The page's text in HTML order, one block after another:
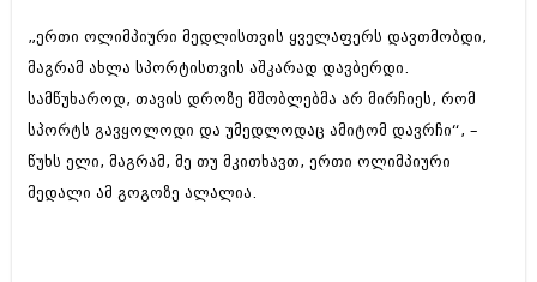
დაიჯესტი
ქალი და მამაკაცი
ისტორია
სხვადასხვა
სხვადასხვა
ანონსი
არქივი
„ერთი ოლიმპიური მედლისთვის ყველაფერს დავთმობდი,
მაგრამ ახლა სპორტისთვის აშკარად დავბერდი.
სამწუხაროდ, თავის დროზე მშობლებმა არ მირჩიეს, რომ
სპორტს გავყოლოდი და უმედლოდაც ამიტომ დავრჩი“, –
წუხს ელი, მაგრამ, მე თუ მკითხავთ, ერთი ოლიმპიური
მედალი ამ გოგოზე ალალია.